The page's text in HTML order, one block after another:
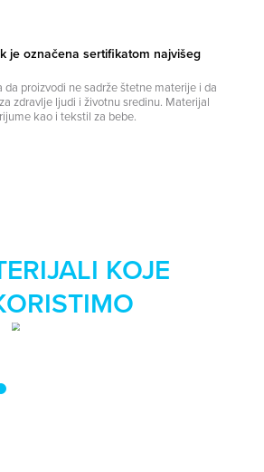
je označena sertifikatom najvišeg
proizvodi ne sadrže štetne materije i da
zdravlje ljudi i životnu sredinu. Materijal
kao i tekstil za bebe.
KOJE